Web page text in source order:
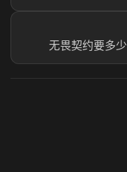
无畏契约要多